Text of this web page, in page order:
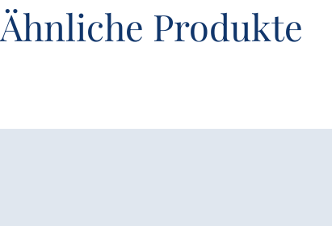
Ähnliche Produkte